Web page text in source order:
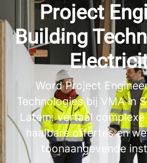
Project
Building
Word Project
Technologies bij VMA in
Latem: vertaal
haalbare offertes en
toonaangevende